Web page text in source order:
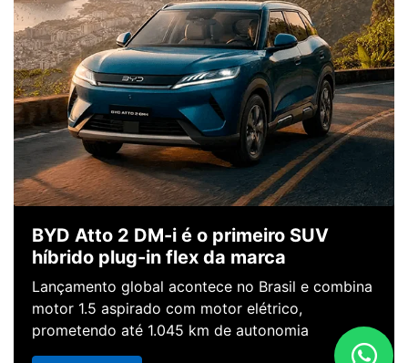
BYD Atto 2 DM-i é o primeiro SUV
híbrido plug-in flex da marca
Lançamento global acontece no Brasil e combina
motor 1.5 aspirado com motor elétrico,
prometendo até 1.045 km de autonomia